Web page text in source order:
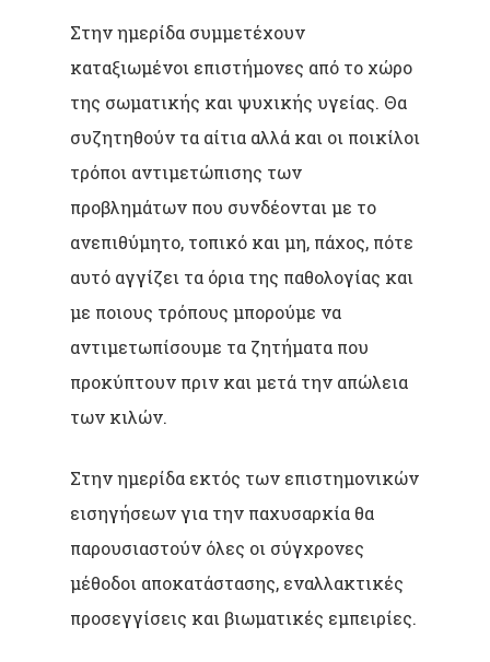
Στην ημερίδα συμμετέχουν
καταξιωμένοι επιστήμονες από το χώρο
της σωματικής και ψυχικής υγείας. Θα
συζητηθούν τα αίτια αλλά και οι ποικίλοι
τρόποι αντιμετώπισης των
προβλημάτων που συνδέονται με το
ανεπιθύμητο, τοπικό και μη, πάχος, πότε
αυτό αγγίζει τα όρια της παθολογίας και
με ποιους τρόπους μπορούμε να
αντιμετωπίσουμε τα ζητήματα που
προκύπτουν πριν και μετά την απώλεια
των κιλών.
Στην ημερίδα εκτός των επιστημονικών
εισηγήσεων για την παχυσαρκία θα
παρουσιαστούν όλες οι σύγχρονες
μέθοδοι αποκατάστασης, εναλλακτικές
προσεγγίσεις και βιωματικές εμπειρίες.